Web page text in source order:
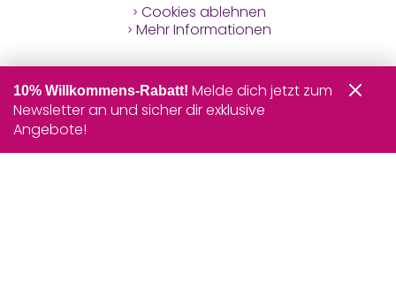
Cookies ablehnen
Mehr Informationen
10% Willkommens-Rabatt! Melde dich jetzt zum
Newsletter an und sicher dir exklusive
Angebote!